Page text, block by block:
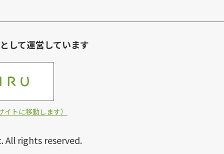
して運営しています
トに移動します）
rights reserved.